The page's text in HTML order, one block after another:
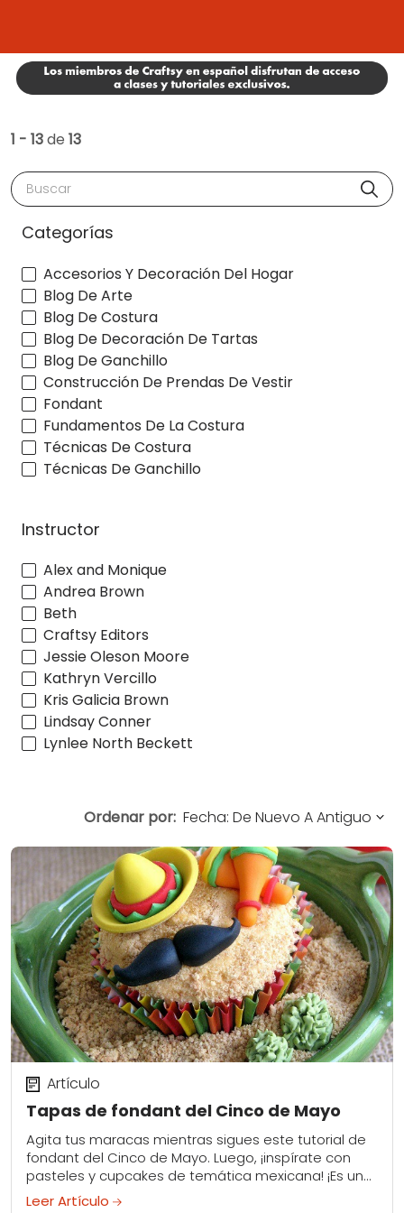
1 - 13de 13
Buscar
Categorías
Accesorios Y Decoración Del Hogar
Blog De Arte
Blog De Costura
Blog De Decoración De Tartas
Blog De Ganchillo
Construcción De Prendas De Vestir
Fondant
Fundamentos De La Costura
Técnicas De Costura
Técnicas De Ganchillo
Instructor
Alex and Monique
Andrea Brown
Beth
Craftsy Editors
Jessie Oleson Moore
Kathryn Vercillo
Kris Galicia Brown
Lindsay Conner
Lynlee North Beckett
Ordenar por:
Tapas de fondant del Cinco de Mayo
Artículo
Agita tus maracas mientras sigues este tutorial de
fondant del Cinco de Mayo. Luego, ¡inspírate con
pasteles y cupcakes de temática mexicana! ¡Es una
fiesta!
Leer Artículo